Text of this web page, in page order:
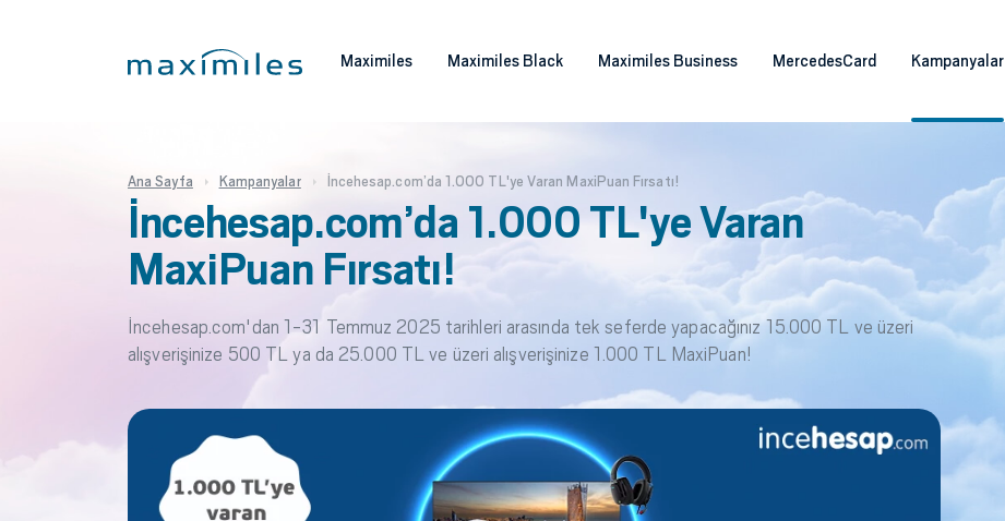
Maximiles Maximiles Black Maximiles Business MercedesCard Kampanyalar
Ana Sayfa Kampanyalar İncehesap.com’da 1.000 TL'ye Varan MaxiPuan Fırsatı!
İncehesap.com’da 1.000 TL'ye Varan
MaxiPuan Fırsatı!
İncehesap.com'dan 1-31 Temmuz 2025 tarihleri arasında tek seferde yapacağınız 15.000 TL ve üzeri
alışverişinize 500 TL ya da 25.000 TL ve üzeri alışverişinize 1.000 TL MaxiPuan!